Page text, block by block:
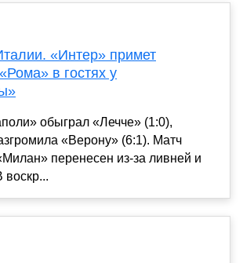
«Интер» примет
в гостях у
обыграл «Лечче» (1:0),
«Верону» (6:1). Матч
перенесен из-за ливней и
воскр...